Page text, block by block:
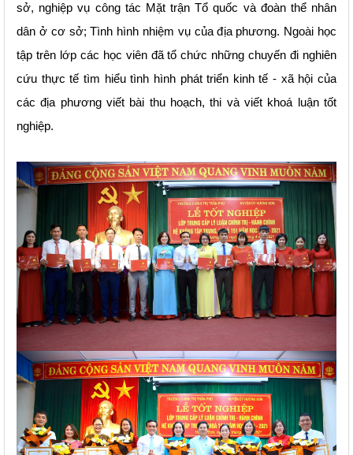
sở, nghiệp vụ công tác Mặt trận Tổ quốc và đoàn thể nhân
dân ở cơ sở; Tình hình nhiệm vụ của địa phương. Ngoài học
tập trên lớp các học viên đã tổ chức những chuyến đi nghiên
cứu thực tế tìm hiểu tình hình phát triển kinh tế - xã hội của
các địa phương viết bài thu hoạch, thi và viết khoá luận tốt
nghiệp.